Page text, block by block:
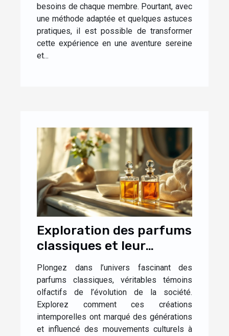
besoins de chaque membre. Pourtant, avec
une méthode adaptée et quelques astuces
pratiques, il est possible de transformer
cette expérience en une aventure sereine
et...
Exploration des parfums
classiques et leur
impact culturel
Plongez dans l’univers fascinant des
parfums classiques, véritables témoins
olfactifs de l’évolution de la société.
Explorez comment ces créations
intemporelles ont marqué des générations
et influencé des mouvements culturels à